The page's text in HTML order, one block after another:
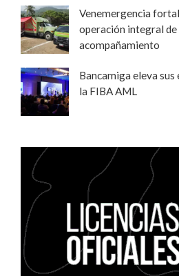
Venemergencia
operación integral de
acompañamiento
Bancamiga eleva
la FIBA AML